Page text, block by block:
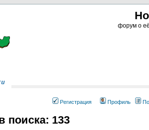
форум о
Регистрация Профиль
поиска: 133